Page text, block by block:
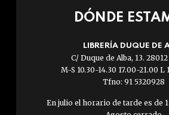
DÓNDE
LIBRERÍA DUQUE DE
C/ Duque de Alba, 13.
M-S 10.30-14.30 17.00-21.00 L
Tfno: 91 5320928
En julio el horario de tarde es de